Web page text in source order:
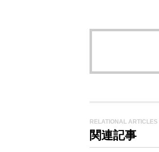
RELATIONAL ARTICLES
関連記事